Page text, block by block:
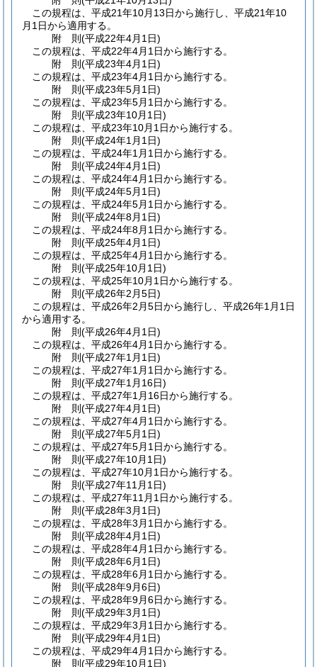
この規程は、平成21年10月13日から施行し、平成21年10
月1日から適用する。
附 則(平成22年4月1日)
この規程は、平成22年4月1日から施行する。
附 則(平成23年4月1日)
この規程は、平成23年4月1日から施行する。
附 則(平成23年5月1日)
この規程は、平成23年5月1日から施行する。
附 則(平成23年10月1日)
この規程は、平成23年10月1日から施行する。
附 則(平成24年1月1日)
この規程は、平成24年1月1日から施行する。
附 則(平成24年4月1日)
この規程は、平成24年4月1日から施行する。
附 則(平成24年5月1日)
この規程は、平成24年5月1日から施行する。
附 則(平成24年8月1日)
この規程は、平成24年8月1日から施行する。
附 則(平成25年4月1日)
この規程は、平成25年4月1日から施行する。
附 則(平成25年10月1日)
この規程は、平成25年10月1日から施行する。
附 則(平成26年2月5日)
この規程は、平成26年2月5日から施行し、平成26年1月1日
から適用する。
附 則(平成26年4月1日)
この規程は、平成26年4月1日から施行する。
附 則(平成27年1月1日)
この規程は、平成27年1月1日から施行する。
附 則(平成27年1月16日)
この規程は、平成27年1月16日から施行する。
附 則(平成27年4月1日)
この規程は、平成27年4月1日から施行する。
附 則(平成27年5月1日)
この規程は、平成27年5月1日から施行する。
附 則(平成27年10月1日)
この規程は、平成27年10月1日から施行する。
附 則(平成27年11月1日)
この規程は、平成27年11月1日から施行する。
附 則(平成28年3月1日)
この規程は、平成28年3月1日から施行する。
附 則(平成28年4月1日)
この規程は、平成28年4月1日から施行する。
附 則(平成28年6月1日)
この規程は、平成28年6月1日から施行する。
附 則(平成28年9月6日)
この規程は、平成28年9月6日から施行する。
附 則(平成29年3月1日)
この規程は、平成29年3月1日から施行する。
附 則(平成29年4月1日)
この規程は、平成29年4月1日から施行する。
附 則(平成29年10月1日)